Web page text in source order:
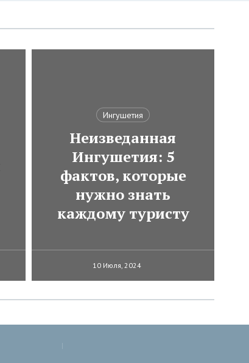
Ингушетия
Неизведанная
Ингушетия: 5
фактов, которые
нужно знать
каждому туристу
10 Июля, 2024